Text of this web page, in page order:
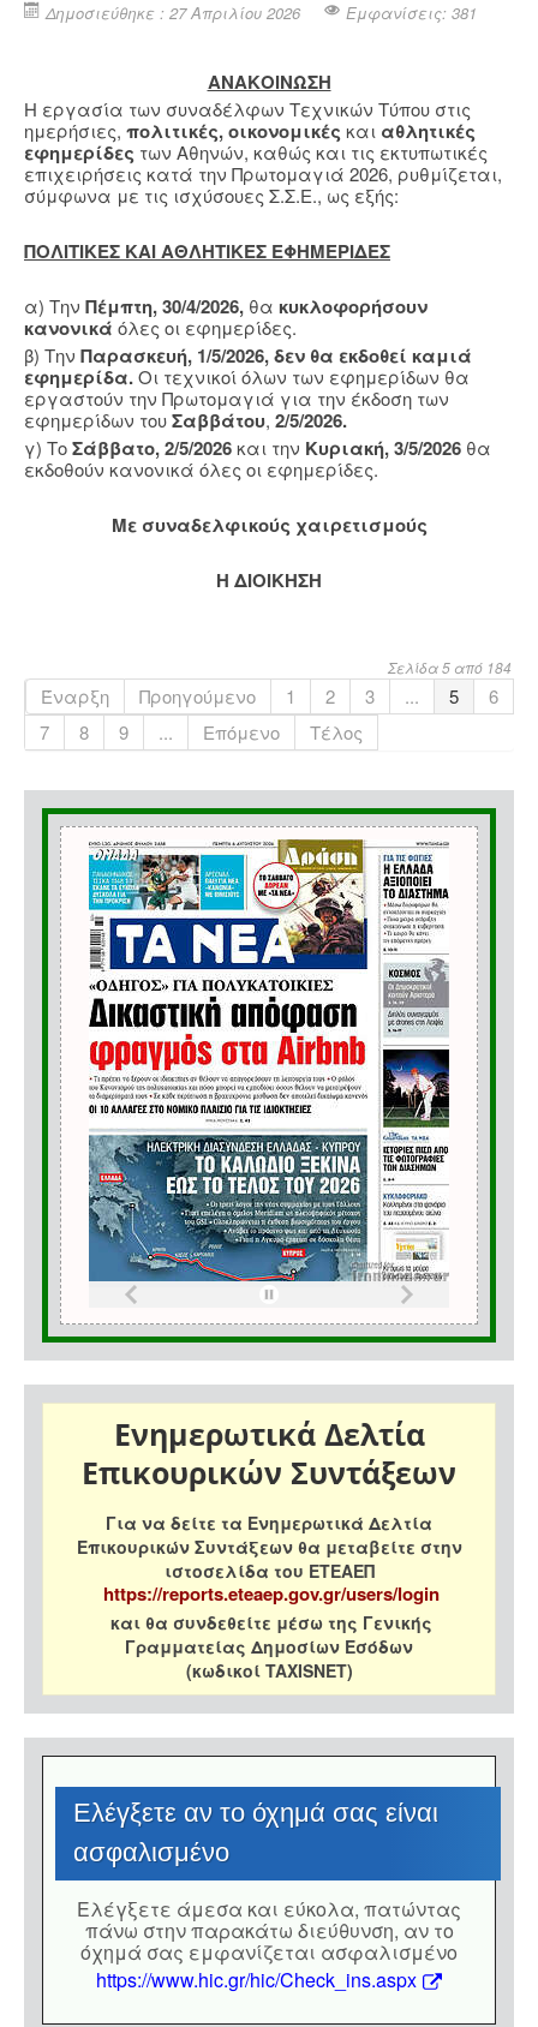
Δημοσιεύθηκε : 27 Απριλίου 2026 Εμφανίσεις: 381
ΑΝΑΚΟΙΝΩΣΗ
Η εργασία των συναδέλφων Τεχνικών Τύπου στις
ημερήσιες, πολιτικές, οικονομικές και αθλητικές
εφημερίδες των Αθηνών, καθώς και τις εκτυπωτικές
επιχειρήσεις κατά την Πρωτομαγιά 2026, ρυθμίζεται,
σύμφωνα με τις ισχύσουες Σ.Σ.Ε., ως εξής:
ΠΟΛΙΤΙΚΕΣ ΚΑΙ ΑΘΛΗΤΙΚΕΣ ΕΦΗΜΕΡΙΔΕΣ
α) Την Πέμπτη, 30/4/2026, θα κυκλοφορήσουν
κανονικά όλες οι εφημερίδες.
β) Την Παρασκευή, 1/5/2026,δεν θα εκδοθεί καμιά
εφημερίδα.Οι τεχνικοί όλων των εφημερίδων θα
εργαστούν την Πρωτομαγιά για την έκδοση των
εφημερίδων τουΣαββάτου, 2/5/2026.
γ) ΤοΣάββατο, 2/5/2026και την Κυριακή, 3/5/2026 θα
εκδοθούν κανονικά όλες οι εφημερίδες.
Με συναδελφικούς χαιρετισμούς
Η ΔΙΟΙΚΗΣΗ
Σελίδα 5 από 184
Έναρξη Προηγούμενο 1 2 3 ... 5
6
7
8 9 ... Επόμενο Τέλος
Ενημερωτικά Δελτία
Επικουρικών Συντάξεων
Για να δείτε τα Ενημερωτικά Δελτία
Επικουρικών Συντάξεων θα μεταβείτε στην
ιστοσελίδα του ΕΤΕΑΕΠ
https://reports.eteaep.gov.gr/users/login
και θα συνδεθείτε μέσω της Γενικής
Γραμματείας Δημοσίων Εσόδων
(κωδικοί TAXISNET)
Eλέγξετε αν το όχημά σας είναι
ασφαλισμένο
Eλέγξετε άμεσα και εύκολα, πατώντας
πάνω στην παρακάτω διεύθυνση, αν το
όχημά σας εμφανίζεται ασφαλισμένο
https://www.hic.gr/hic/Check_ins.aspx